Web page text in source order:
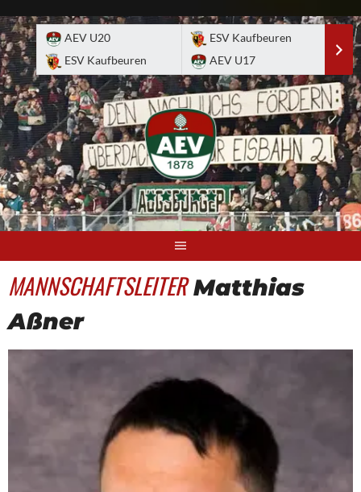
to
content
AEV U20
ESV Kaufbeuren
ESV Kaufbeuren
AEV U17
MANNSCHAFTSLEITERMatthias
Aßner